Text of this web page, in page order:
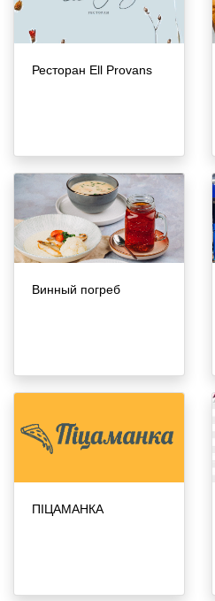
Ресторан Ell Provans
Винный погреб
ПІЦАМАНКА